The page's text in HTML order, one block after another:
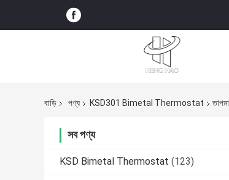
বাড়ি পণ্য KSD301 Bimetal Thermostat
সব পণ্য
KSD Bimetal Thermostat (123)